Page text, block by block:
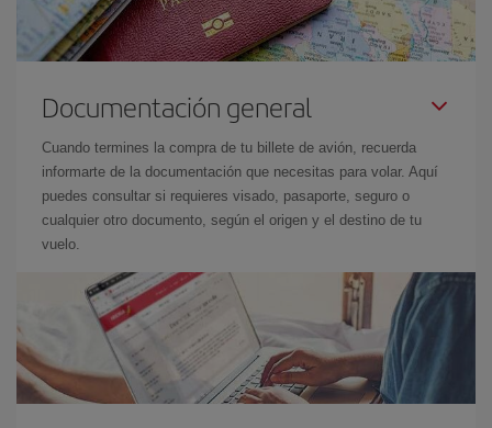
Documentación general
Cuando termines la compra de tu billete de avión, recuerda
informarte de la documentación que necesitas para volar. Aquí
puedes consultar si requieres visado, pasaporte, seguro o
cualquier otro documento, según el origen y el destino de tu
vuelo.